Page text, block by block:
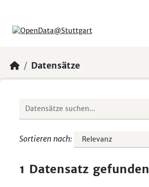
Datensätze
Sortieren nach
1 Datensatz gefunden